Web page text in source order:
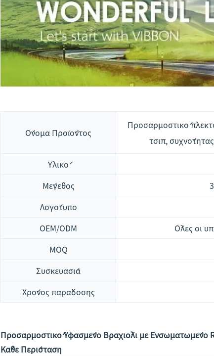
Όνομα Προϊόντος
Προσαρμοστικό
τσιπ,
Υλικό
Μέγεθος
Λογότυπο
OEM/ODM
Όλες οι
MOQ
Συσκευασία
Χρόνος παράδοσης
Προσαρμοστικό Υφασμένο Βραχιόλι με Ενσωματωμένο
Κάθε Περίσταση